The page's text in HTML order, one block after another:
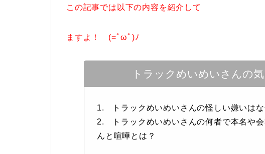
この記事では以下の内容を紹介して
ますよ！ (=ﾟωﾟ)ﾉ
トラックめいめいさんの
1. トラックめいめいさんの怪しい嫌いはな
2. トラックめいめいさんの何者で本名や
んと喧嘩とは？